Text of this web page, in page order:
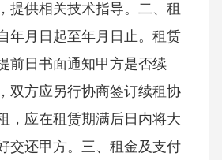
提供相关技术指导。二、租
年月日起至年月日止。租赁
前日书面通知甲方是否续
双方应另行协商签订续租协
，应在租赁期满后日内将大
交还甲方。三、租金及支付